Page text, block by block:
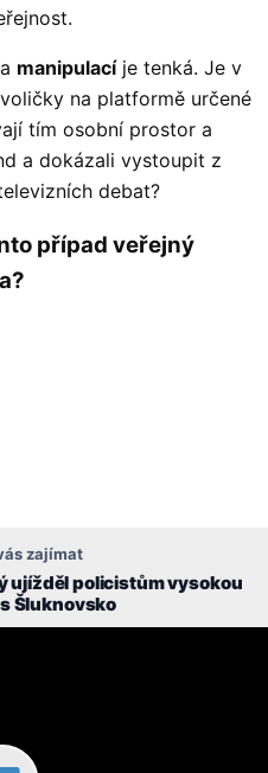
a manipulacíje tenká. Je v
na platformě určené
tím osobní prostor a
a dokázali vystoupit z
debat?
případ veřejný
zajímat
ujížděl policistům vysokou
Šluknovsko